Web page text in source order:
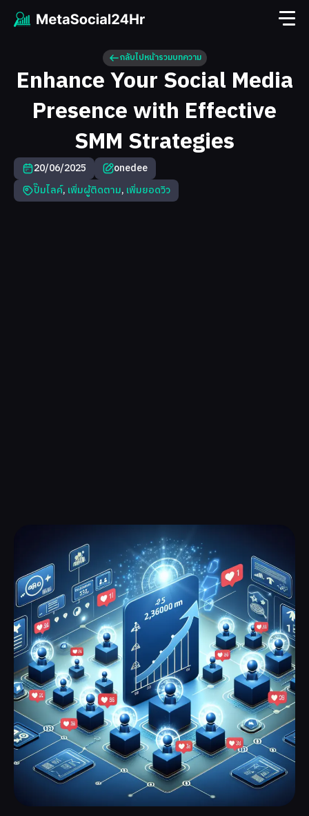
กลับไปหน้ารวมบทความ
Enhance Your Social Media
Presence with Effective
SMM Strategies
20/06/2025
onedee
ปั๊มไลค์, เพิ่มผู้ติดตาม, เพิ่มยอดวิว